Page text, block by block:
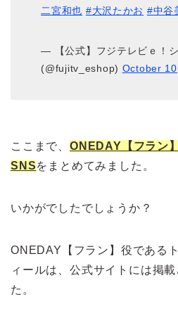
二宮和也 #大沢たかお #中谷
— 【公式】フジテレビｅ！
(@fujitv_eshop) October
ここまで、 ONEDAY【フラン
SNSをまとめてみました。
いかがでしたでしょうか？
ONEDAY【フラン】役である
ィールは、公式サイトには掲
た。